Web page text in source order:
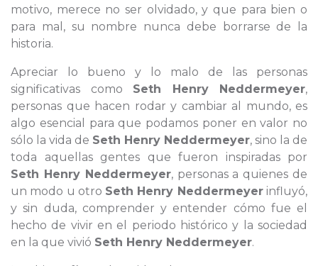
motivo, merece no ser olvidado, y que para bien o
para mal, su nombre nunca debe borrarse de la
historia.
Apreciar lo bueno y lo malo de las personas
significativas como Seth Henry Neddermeyer,
personas que hacen rodar y cambiar al mundo, es
algo esencial para que podamos poner en valor no
sólo la vida de Seth Henry Neddermeyer, sino la de
toda aquellas gentes que fueron inspiradas por
Seth Henry Neddermeyer, personas a quienes de
un modo u otro Seth Henry Neddermeyerinfluyó,
y sin duda, comprender y entender cómo fue el
hecho de vivir en el periodo histórico y la sociedad
en la que vivió Seth Henry Neddermeyer.